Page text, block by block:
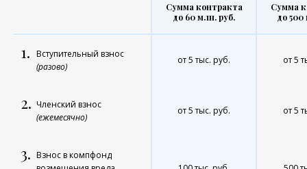
Сумма контракта
до 60 млн. руб.
Сумма
до
1. Вступительный взнос
(разово)
от 5 тыс. руб. от 5
2. Членский взнос
(ежемесячно)
от 5 тыс. руб. от 5
3. Взнос в компфонд